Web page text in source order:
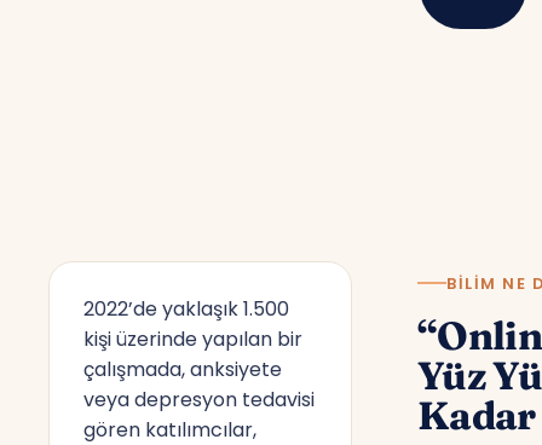
2022’de yaklaşık 1.500
kişi üzerinde yapılan bir
çalışmada, anksiyete
veya depresyon tedavisi
gören katılımcılar,
BILIM NE
Yüz